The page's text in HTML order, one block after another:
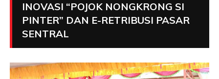
INOVASI “POJOK NONGKRONG SI
PINTER” DAN E-RETRIBUSI PASAR
SENTRAL